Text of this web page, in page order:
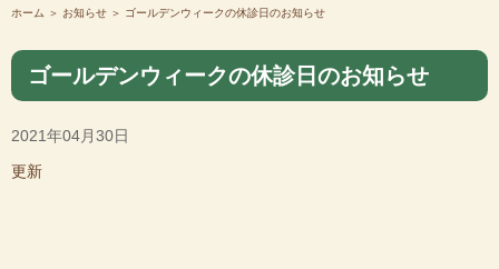
ホーム ＞ お知らせ ＞ ゴールデンウィークの休診日のお知らせ
ゴールデンウィークの休診日のお知らせ
2021年04月30日
更新